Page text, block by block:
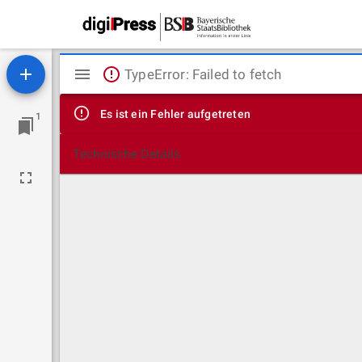
1
Mirador
Viewer
TypeError: Failed to fetch
Es ist ein Fehler aufgetreten
Technische Details